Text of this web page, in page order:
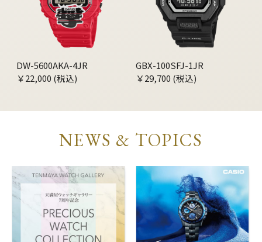
DW-5600AKA-4JR
￥22,000 (税込)
GBX-100SFJ-1JR
￥29,700 (税込)
NEWS & TOPICS